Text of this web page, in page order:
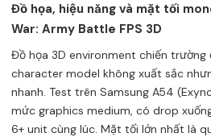
Đồ họa, hiệu năng và mặt tối
War: Army Battle FPS 3D
Đồ họa 3D environment chiến
character model không xuất sắc
nhanh. Test trên Samsung A54
mức graphics medium, có drop
6+ unit cùng lúc. Mặt tối lớn nhất là